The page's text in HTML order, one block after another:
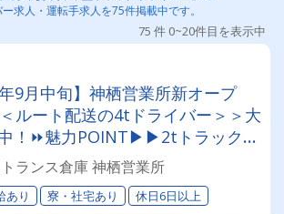
ー求人・運転手求人を75件掲載中です。
75 件 0~20件目を表示中
9月中旬】神栖営業所新オープ
ルート配送の4tドライバー＞＞大
！⏩魅力POINT▶▶2tトラックや
ど様々な配送案件あり！ ⏩【選
想の働き方が実現できる！ ⏩物
方も大歓迎です！
ランス倉庫 神栖営業所
あり 寮・社宅あり 休日6日以上